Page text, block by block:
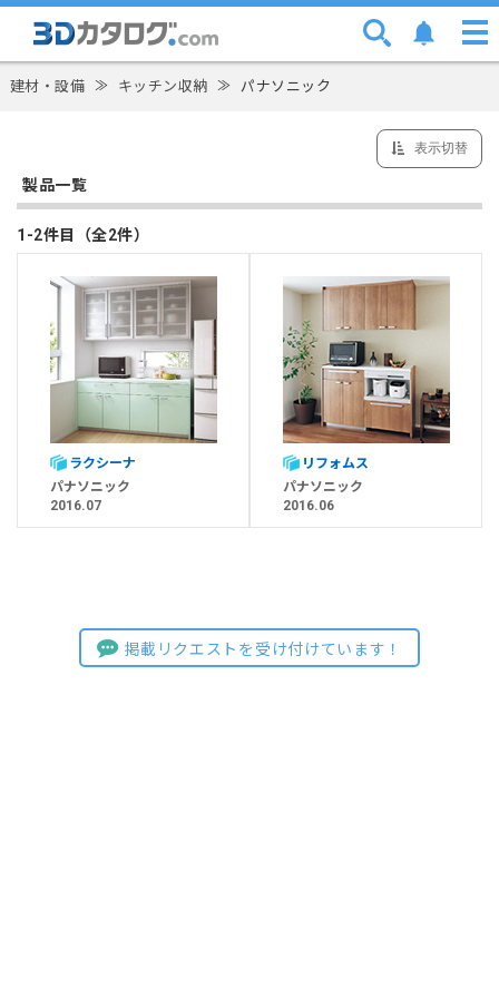
建材・設備 ≫ キッチン収納 ≫ パナソニック
表示切替
製品一覧
1-2件目（全2件）
ラクシーナ
パナソニック
2016.07
リフォムス
パナソニック
2016.06
掲載リクエストを受け付けています！